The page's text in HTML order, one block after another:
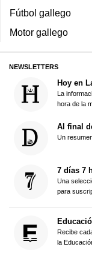
Fútbol gallego
Motor gallego
NEWSLETTERS
Hoy en
La
hora de la
Al final
Un
7 días 7
Una
para
Recibe
la